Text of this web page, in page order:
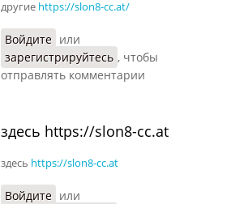
другие https://slon8-cc.at/
Войдите или
зарегистрируйтесь , чтобы
отправлять комментарии
здесь https://slon8-cc.at
здесь https://slon8-cc.at
Войдите или